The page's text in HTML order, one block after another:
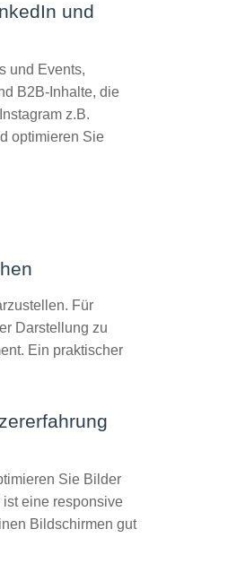
und
und Events,
B2B-Inhalte, die
z.B.
optimieren Sie
Für
Darstellung zu
Ein praktischer
Sie Bilder
eine responsive
Bildschirmen gut